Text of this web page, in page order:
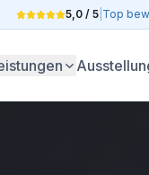
5,0 / 5 Top